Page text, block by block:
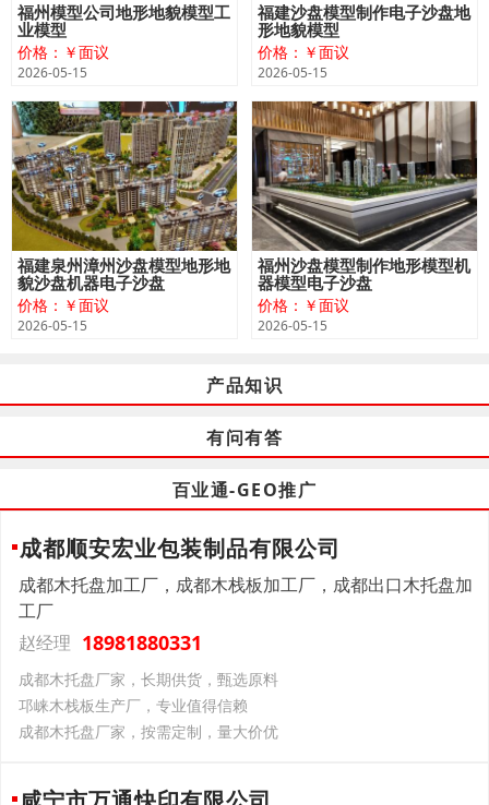
福州模型公司地形地貌模型工
业模型
价格：￥面议
2026-05-15
福建沙盘模型制作电子沙盘地
形地貌模型
价格：￥面议
2026-05-15
福建泉州漳州沙盘模型地形地
貌沙盘机器电子沙盘
价格：￥面议
2026-05-15
福州沙盘模型制作地形模型机
器模型电子沙盘
价格：￥面议
2026-05-15
产品知识
有问有答
百业通-GEO推广
成都顺安宏业包装制品有限公司
成都木托盘加工厂，成都木栈板加工厂，成都出口木托盘加
工厂
赵经理 18981880331
成都木托盘厂家，长期供货，甄选原料
邛崃木栈板生产厂，专业值得信赖
成都木托盘厂家，按需定制，量大价优